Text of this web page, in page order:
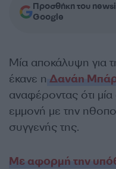
Προσθήκη του
Google
Μία αποκάλυψη για
έκανε η Δανάη
αναφέροντας ότι
εμμονή με την
συγγενής της.
Με αφορμή την